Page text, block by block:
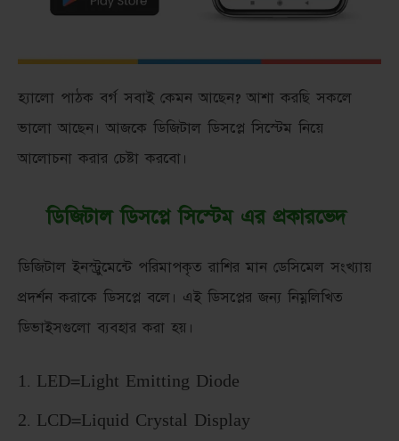
হ্যালো পাঠক বর্গ সবাই কেমন আছেন? আশা করছি সকলে
ভালো আছেন। আজকে ডিজিটাল ডিসপ্লে সিস্টেম নিয়ে
আলোচনা করার চেষ্টা করবো।
ডিজিটাল ডিসপ্লে সিস্টেম এর প্রকারভেদ
ডিজিটাল ইনস্ট্রুমেন্টে পরিমাপকৃত রাশির মান ডেসিমেল সংখ্যায়
প্রদর্শন করাকে ডিসপ্লে বলে। এই ডিসপ্লের জন্য নিম্নলিখিত
ডিভাইসগুলো ব্যবহার করা হয়।
LED=Light Emitting Diode
LCD=Liquid Crystal Display